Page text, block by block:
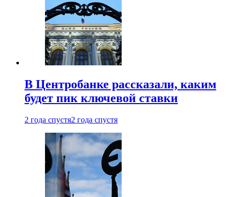
В Центробанке рассказали, каким
будет пик ключевой ставки
2 года спустя2 года спустя